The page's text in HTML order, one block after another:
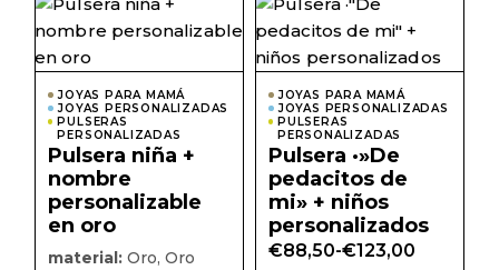
Este
producto
tiene
múltiples
variantes.
opciones
pueden
elegir
página
producto
JOYAS PARA MAMÁ
JOYAS PERSONALIZADAS
PULSERAS
PERSONALIZADAS
Pulsera niña +
nombre
personalizable
en oro
material: Oro, Oro
JOYAS PARA MAMÁ
JOYAS PERSONALIZADAS
PULSERAS
PERSONALIZADAS
Pulsera ·»De
pedacitos de
mi» + niños
personalizados
€88,50-€123,00
Rango